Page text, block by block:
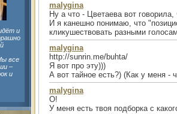
и
все
–
и
malygina
Ну а что - Цветаева вот
И я канешно понимаю, что
кликушествовать разными
malygina
http://sunrin.me/buhta/
Я вот про эту)))
А вот тайное есть?) (Как у меня -
malygina
О!
У меня есть твоя подборка с